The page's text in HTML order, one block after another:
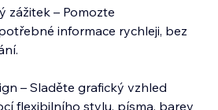
zážitek – Pomozte
informace rychleji, bez
– Sladěte grafický vzhled
flexibilního stylu, písma, barev